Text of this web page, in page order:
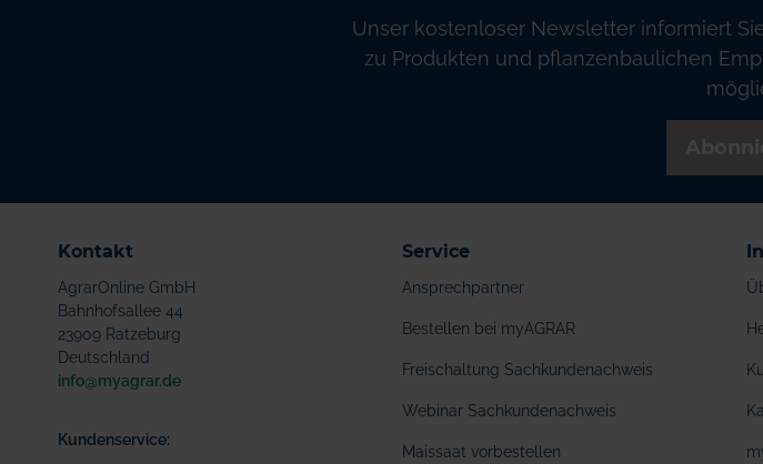
Unser kostenloser Newsletter informiert
zu Produkten und pflanzenbaulichen
Kontakt
AgrarOnline GmbH
Bahnhofsallee 44
23909 Ratzeburg
Deutschland
info@myagrar.de
Kundenservice:
Service
Ansprechpartner
Bestellen bei myAGRAR
Freischaltung Sachkundenachweis
Webinar Sachkundenachweis
Maissaat vorbestellen